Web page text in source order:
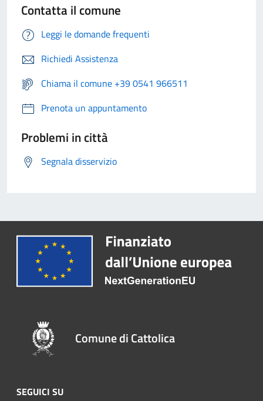
Contatta il comune
Leggi le domande frequenti
Richiedi Assistenza
Chiama il comune +39 0541 966511
Prenota un appuntamento
Problemi in città
Segnala disservizio
Comune di Cattolica
SEGUICI SU